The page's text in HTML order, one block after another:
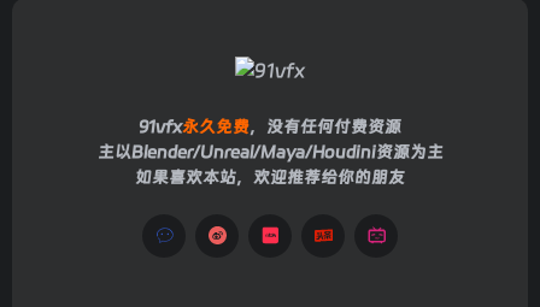
91vfx永久免费，没有任何付费资源
主以Blender/Unreal/Maya/Houdini资源为主
如果喜欢本站，欢迎推荐给你的朋友